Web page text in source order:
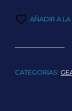
AÑADIR A
CATEGORÍAS: